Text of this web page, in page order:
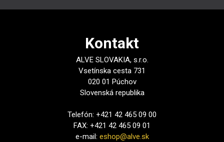
Kontakt
ALVE SLOVAKIA, s.r.o.
Vsetínska cesta 731
020 01 Púchov
Slovenská republika
Telefón: +421 42 465 09 00
FAX: +421 42 465 09 01
e-mail: eshop@alve.sk